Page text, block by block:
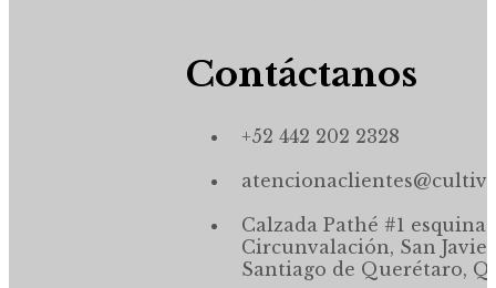
Contáctanos
+52 442 202 2328
Calzada Pathé #1 esquina,
Circunvalación, San
Santiago de Querétaro,